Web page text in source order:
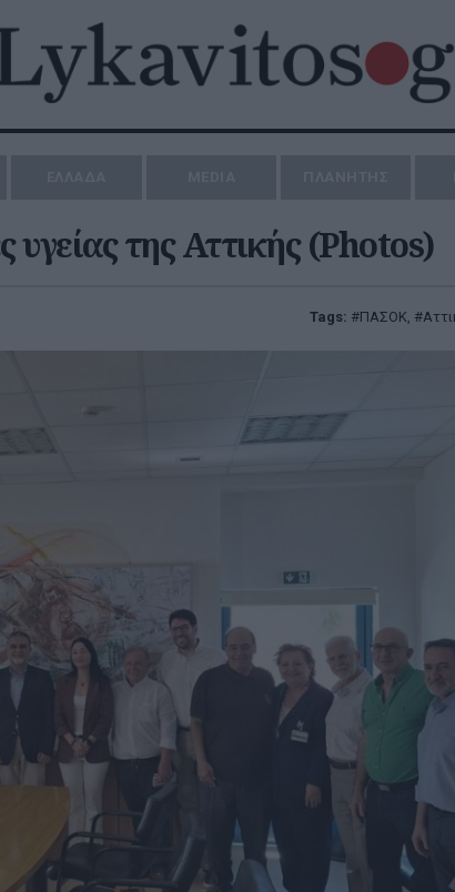
της Αττικής (Photos)
Tags: ΠΑΣΟΚ,